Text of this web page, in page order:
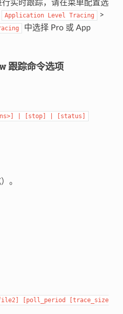
实时跟踪，请在菜单配置选
Application Level Tracing >
中选择 Pro 或 App
跟踪命令选项
[stop] [status]
。
[poll_period
[trace_size